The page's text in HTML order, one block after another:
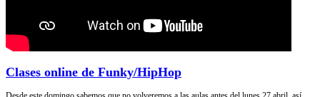
Clases online de Funky/HipHop